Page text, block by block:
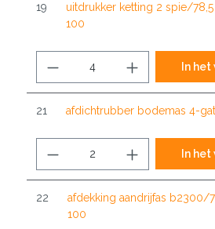
19
uitdrukker ketting 2 spie/
100
In
21 afdichtrubber bodemas 4-
In
22
afdekking aandrijfas b2300/
100